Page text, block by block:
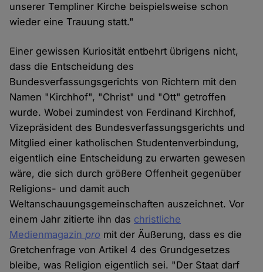
unserer Templiner Kirche beispielsweise schon
wieder eine Trauung statt."
Einer gewissen Kuriosität entbehrt übrigens nicht,
dass die Entscheidung des
Bundesverfassungsgerichts von Richtern mit den
Namen "Kirchhof", "Christ" und "Ott" getroffen
wurde. Wobei zumindest von Ferdinand Kirchhof,
Vizepräsident des Bundesverfassungsgerichts und
Mitglied einer katholischen Studentenverbindung,
eigentlich eine Entscheidung zu erwarten gewesen
wäre, die sich durch größere Offenheit gegenüber
Religions- und damit auch
Weltanschauungsgemeinschaften auszeichnet. Vor
einem Jahr zitierte ihn das christliche
Medienmagazinpro mit der Äußerung, dass es die
Gretchenfrage von Artikel 4 des Grundgesetzes
bleibe, was Religion eigentlich sei. "Der Staat darf